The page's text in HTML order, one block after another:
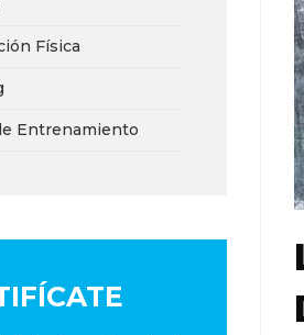
Física
Entrenamiento